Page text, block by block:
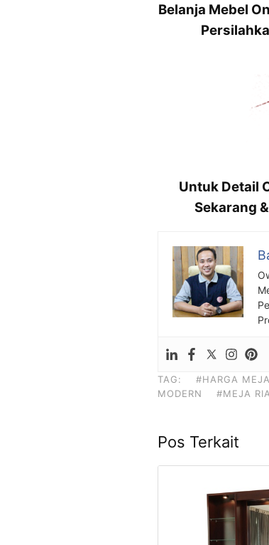
Belanja Mebel
Untuk Detail
Sekarang
TAG: #HARGA
MODERN
#MEJA
Pos Terkait